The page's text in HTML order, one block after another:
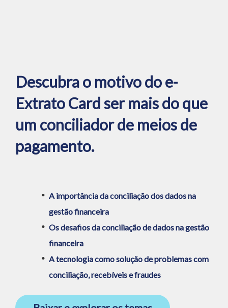
Descubra o motivo do e-
Extrato Card ser mais do que
um conciliador de meios de
pagamento.
A importância da conciliação dos dados na
gestão financeira
Os desafios da conciliação de dados na gestão
financeira
A tecnologia como solução de problemas com
conciliação, recebíveis e fraudes